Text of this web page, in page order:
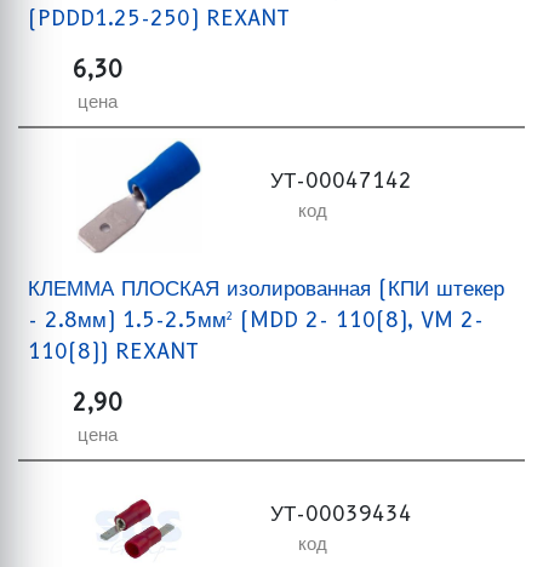
(PDDD1.25-250) REXANT
6,30
цена
УТ-00047142
код
КЛЕММА ПЛОСКАЯ изолированная (КПИ штекер
- 2.8мм) 1.5-2.5мм² (MDD 2- 110(8), VM 2-
110(8)) REXANT
2,90
цена
УТ-00039434
код